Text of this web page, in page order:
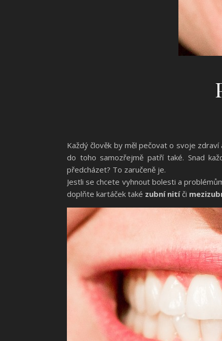
Každý člověk by měl pečovat o svoje
do toho samozřejmě patří také. Snad
předcházet? To zaručeně je.
Jestli se chcete vyhnout bolesti a
doplňte kartáček také zubní nitíči